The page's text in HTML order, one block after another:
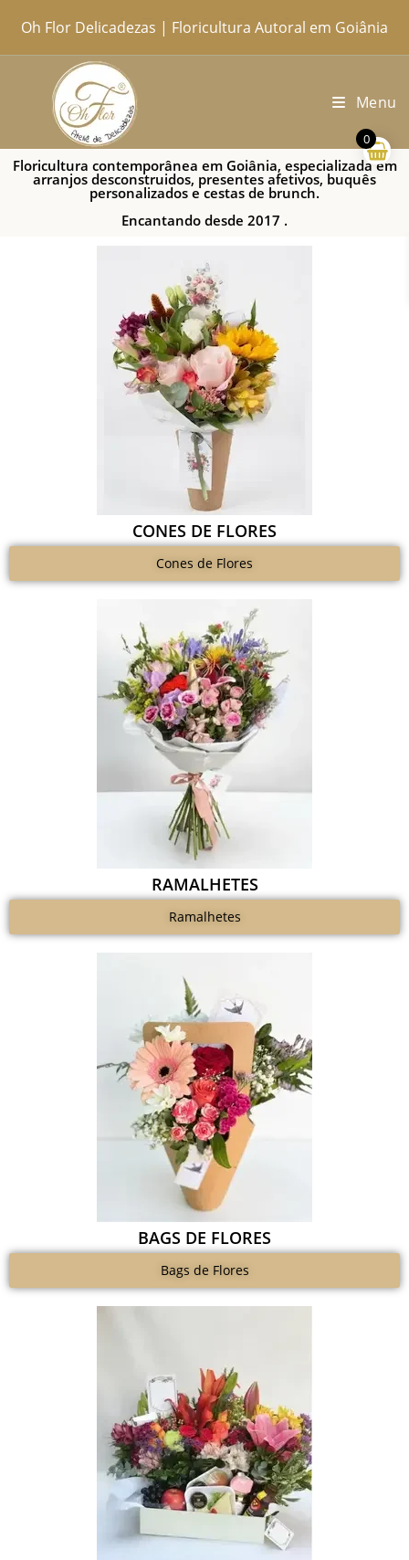
Oh Flor Delicadezas | Floricultura Autoral em Goiânia
Menu
Floricultura contemporânea em Goiânia, especializada em
arranjos desconstruidos, presentes afetivos, buquês
personalizados e cestas de brunch.
Encantando desde 2017 .
CONES DE FLORES
Cones de Flores
RAMALHETES
Ramalhetes
BAGS DE FLORES
Bags de Flores
0